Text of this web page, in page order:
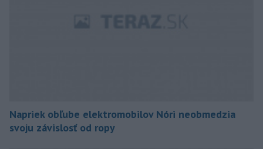
Napriek obľube elektromobilov Nóri neobmedzia
svoju závislosť od ropy